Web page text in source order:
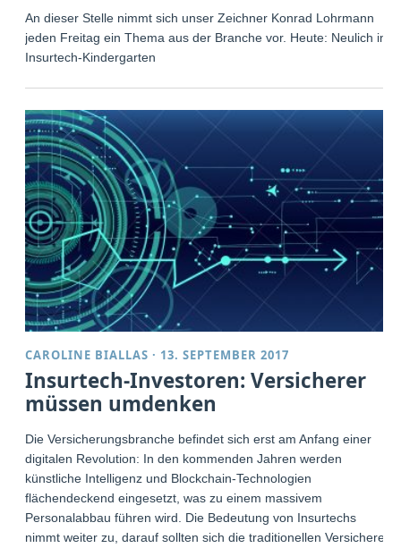
An dieser Stelle nimmt sich unser Zeichner Konrad Lohrmann
jeden Freitag ein Thema aus der Branche vor. Heute: Neulich im
Insurtech-Kindergarten
CAROLINE BIALLAS · 13. SEPTEMBER 2017
Insurtech-Investoren: Versicherer
müssen umdenken
Die Versicherungsbranche befindet sich erst am Anfang einer
digitalen Revolution: In den kommenden Jahren werden
künstliche Intelligenz und Blockchain-Technologien
flächendeckend eingesetzt, was zu einem massivem
Personalabbau führen wird. Die Bedeutung von Insurtechs
nimmt weiter zu, darauf sollten sich die traditionellen Versicherer